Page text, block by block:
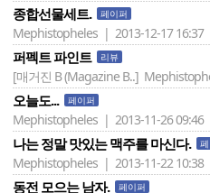
종합선물세트. 페이퍼
Mephistopheles | 2013-12-17 16:37
퍼펙트 파인트 리뷰
[매거진 B (Magazine B..]
오늘도... 페이퍼
Mephistopheles | 2013-11-26 09:46
나는 정말 맛있는 맥주를 마신다.
Mephistopheles | 2013-11-22 10:38
동전 모으는 남자. 페이퍼